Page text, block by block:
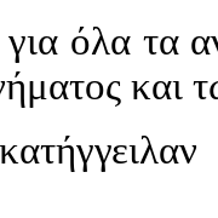
όλα τα